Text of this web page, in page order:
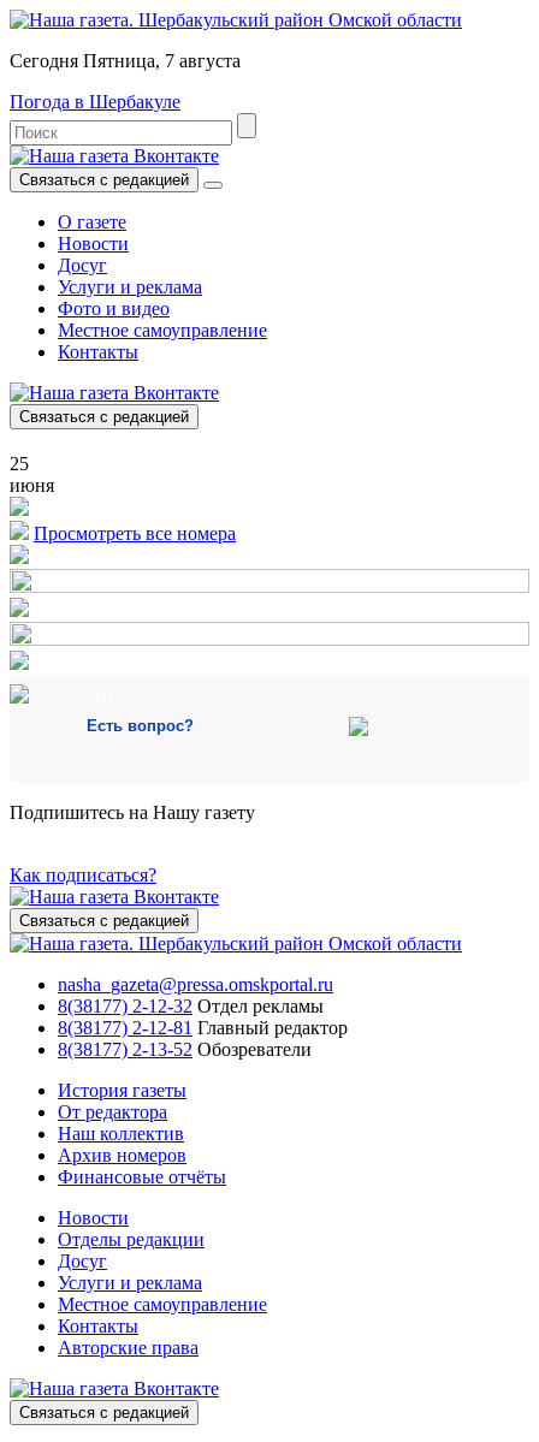
Сегодня Пятница, 7 августа
Погода в Шербакуле
Связаться с редакцией
О газете
Новости
Досуг
Услуги и реклама
Фото и видео
Местное самоуправление
Контакты
Связаться с редакцией
25
июня
Просмотреть все номера
Есть вопрос?
Подпишитесь на Нашу газету
Как подписаться?
Связаться с редакцией
nasha_gazeta@pressa.omskportal.ru
8(38177) 2-12-32 Отдел рекламы
8(38177) 2-12-81 Главный редактор
8(38177) 2-13-52 Обозреватели
История газеты
От редактора
Наш коллектив
Архив номеров
Финансовые отчёты
Новости
Отделы редакции
Досуг
Услуги и реклама
Местное самоуправление
Контакты
Авторские права
Связаться с редакцией